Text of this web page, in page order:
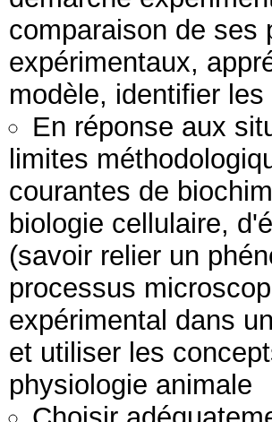
comparaison de ses
expérimentaux,
modèle, identifier
En réponse aux
limites
courantes de
biologie cellulaire,
(savoir relier un
processus
expérimental dans
et utiliser les
physiologie animale